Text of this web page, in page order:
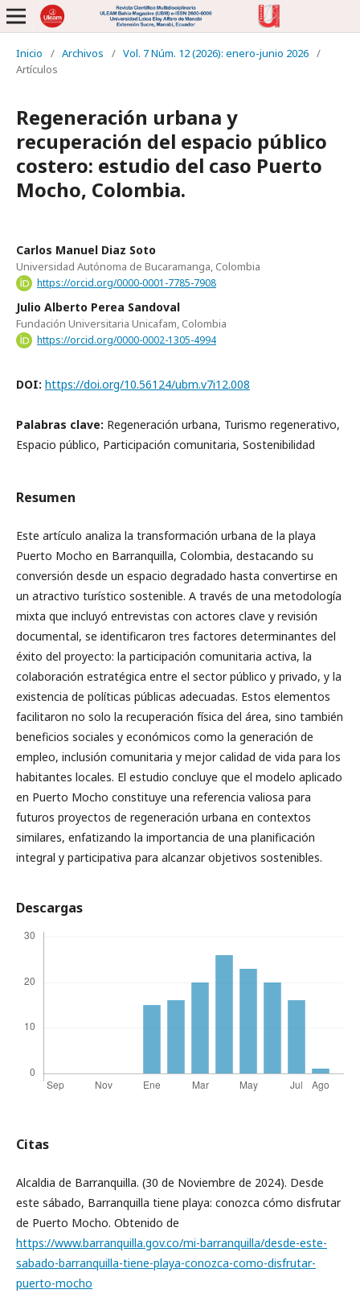
Inicio / Archivos / Vol. 7 Núm. 12 (2026): enero-junio 2026 /
Artículos
Regeneración urbana y
recuperación del espacio público
costero: estudio del caso Puerto
Mocho, Colombia.
Carlos Manuel Diaz Soto
Universidad Autónoma de Bucaramanga, Colombia
https://orcid.org/0000-0001-7785-7908
Julio Alberto Perea Sandoval
Fundación Universitaria Unicafam, Colombia
https://orcid.org/0000-0002-1305-4994
DOI: https://doi.org/10.56124/ubm.v7i12.008
Palabras clave: Regeneración urbana, Turismo regenerativo,
Espacio público, Participación comunitaria, Sostenibilidad
Resumen
Este artículo analiza la transformación urbana de la playa
Puerto Mocho en Barranquilla, Colombia, destacando su
conversión desde un espacio degradado hasta convertirse en
un atractivo turístico sostenible. A través de una metodología
mixta que incluyó entrevistas con actores clave y revisión
documental, se identificaron tres factores determinantes del
éxito del proyecto: la participación comunitaria activa, la
colaboración estratégica entre el sector público y privado, y la
existencia de políticas públicas adecuadas. Estos elementos
facilitaron no solo la recuperación física del área, sino también
beneficios sociales y económicos como la generación de
empleo, inclusión comunitaria y mejor calidad de vida para los
habitantes locales. El estudio concluye que el modelo aplicado
en Puerto Mocho constituye una referencia valiosa para
futuros proyectos de regeneración urbana en contextos
similares, enfatizando la importancia de una planificación
integral y participativa para alcanzar objetivos sostenibles.
Descargas
Citas
Alcaldia de Barranquilla. (30 de Noviembre de 2024). Desde
este sábado, Barranquilla tiene playa: conozca cómo disfrutar
de Puerto Mocho. Obtenido de
https://www.barranquilla.gov.co/mi-barranquilla/desde-este-
sabado-barranquilla-tiene-playa-conozca-como-disfrutar-
puerto-mocho